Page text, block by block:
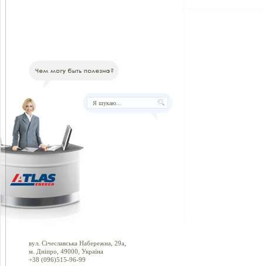
вул. Січеславська Набережна, 29а,
м. Дніпро, 49000, Україна
+38 (096)515-96-99